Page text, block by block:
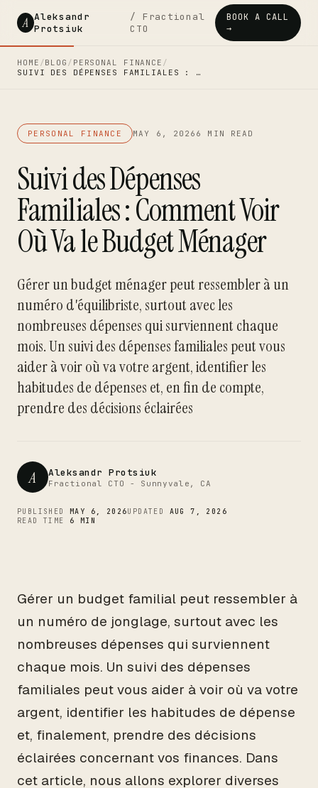
A Aleksandr
Protsiuk
/ Fractional
CTO
BOOK A CALL
→
HOME /BLOG / PERSONAL FINANCE /
SUIVI DES DÉPENSES FAMILIALES : …
PERSONAL FINANCE MAY 6, 2026 6 MIN READ
Suivi des Dépenses
Familiales : Comment Voir
Où Va le Budget Ménager
Gérer un budget ménager peut ressembler à un
numéro d'équilibriste, surtout avec les
nombreuses dépenses qui surviennent chaque
mois. Un suivi des dépenses familiales peut vous
aider à voir où va votre argent, identifier les
habitudes de dépenses et, en fin de compte,
prendre des décisions éclairées
A Aleksandr Protsiuk
Fractional CTO - Sunnyvale, CA
PUBLISHED MAY 6, 2026UPDATED AUG 7, 2026
READ TIME 6 MIN
Gérer un budget familial peut ressembler à
un numéro de jonglage, surtout avec les
nombreuses dépenses qui surviennent
chaque mois. Un suivi des dépenses
familiales peut vous aider à voir où va votre
argent, identifier les habitudes de dépense
et, finalement, prendre des décisions
éclairées concernant vos finances. Dans
cet article, nous allons explorer diverses